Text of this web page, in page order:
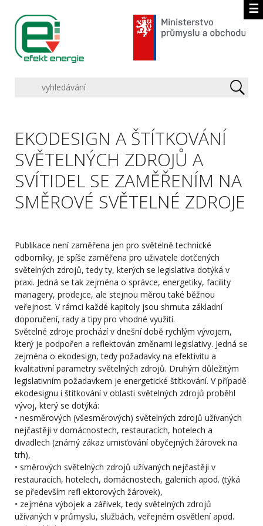
☰
EKODESIGN A ŠTÍTKOVÁNÍ
SVĚTELNÝCH ZDROJŮ A
SVÍTIDEL SE ZAMĚŘENÍM NA
SMĚROVÉ SVĚTELNÉ ZDROJE
Publikace není zaměřena jen pro světelně technické
odborníky, je spíše zaměřena pro uživatele dotčených
světelných zdrojů, tedy ty, kterých se legislativa dotýká v
praxi. Jedná se tak zejména o správce, energetiky, facility
managery, prodejce, ale stejnou měrou také běžnou
veřejnost. V rámci každé kapitoly jsou shrnuta základní
doporučení, rady a tipy pro vhodné využití.
Světelné zdroje prochází v dnešní době rychlým vývojem,
který je podpořen a reflektován změnami legislativy. Jedná se
zejména o ekodesign, tedy požadavky na efektivitu a
kvalitativní parametry světelných zdrojů. Druhým důležitým
legislativním požadavkem je energetické štítkování. V případě
ekodesignu i štítkování v oblasti světelných zdrojů proběhl
vývoj, který se dotýká:
• nesměrových (všesměrových) světelných zdrojů užívaných
nejčastěji v domácnostech, restauracích, hotelech a
divadlech (známý zákaz umisťování obyčejných žárovek na
trh),
• směrových světelných zdrojů užívaných nejčastěji v
restauracích, hotelech, domácnostech, galeriích apod. (týká
se především refl ektorových žárovek),
• zejména výbojek a zářivek, tedy světelných zdrojů
užívaných v průmyslu, službách, veřejném osvětlení apod.